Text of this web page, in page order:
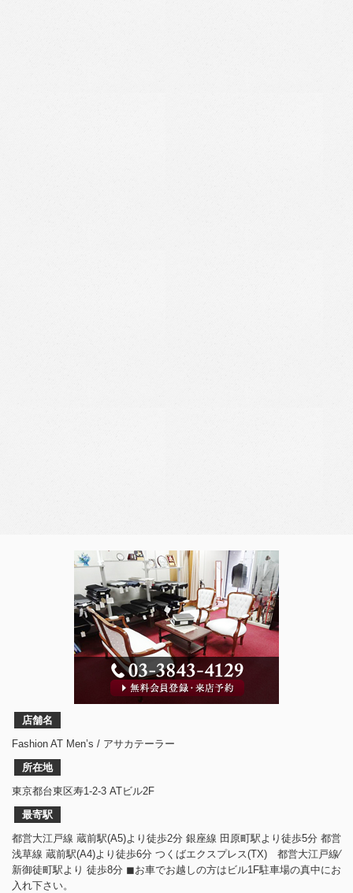
店舗名
Fashion AT Men’s / アサカテーラー
所在地
東京都台東区寿1-2-3 ATビル2F
最寄駅
都営大江戸線 蔵前駅(A5)より徒歩2分 銀座線 田原町駅より徒歩5分 都営
浅草線 蔵前駅(A4)より徒歩6分 つくばエクスプレス(TX) 都営大江戸線⁄
新御徒町駅より 徒歩8分 ◼︎お車でお越しの方はビル1F駐車場の真中にお
入れ下さい。